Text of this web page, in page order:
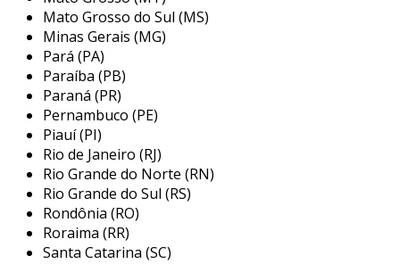
onde os padrões de segurança são rigorosos.
principais aplicações do selo
mecânico duplo
os selos mecânicos duplos são utilizados em
uma variedade de setores industriais devido à
sua robustez e confiabilidade. eles são ideais
para aplicações que exigem vedação de fluidos
de alta pressão e temperatura, bem como em
situações onde o fluido pode ser corrosivo ou
tóxico. algumas das principais aplicações
Mato Grosso do Sul (MS)
Minas Gerais (MG)
Pará (PA)
Paraíba (PB)
Paraná (PR)
Pernambuco (PE)
Piauí (PI)
Rio de Janeiro (RJ)
Rio Grande do Norte (RN)
Rio Grande do Sul (RS)
Rondônia (RO)
Roraima (RR)
Santa Catarina (SC)